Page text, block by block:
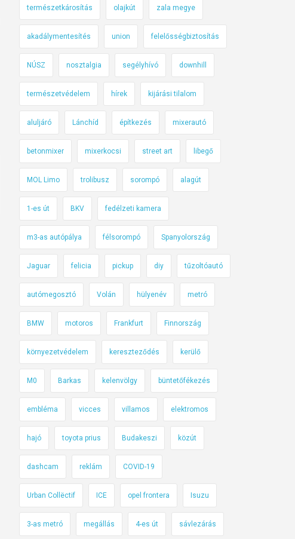
természetkárosítás olajkút zala megye
akadálymentesítés union felelősségbiztosítás
NÚSZ nosztalgia segélyhívó downhill
természetvédelem hírek kijárási tilalom
aluljáró Lánchíd építkezés mixerautó
betonmixer mixerkocsi street art libegő
MOL Limo trolibusz sorompó alagút
1-es út BKV fedélzeti kamera
m3-as autópálya félsorompó Spanyolország
Jaguar felicia pickup diy tűzoltóautó
autómegosztó Volán hülyenév metró
BMW motoros Frankfurt Finnország
környezetvédelem kereszteződés kerülő
M0 Barkas kelenvölgy büntetőfékezés
embléma vicces villamos elektromos
hajó toyota prius Budakeszi közút
dashcam reklám COVID-19
Urban Collëctif ICE opel frontera Isuzu
3-as metró megállás 4-es út sávlezárás